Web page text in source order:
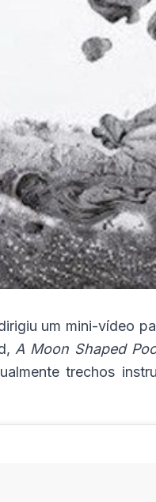
um mini-vídeo
A Moon Shaped
trechos